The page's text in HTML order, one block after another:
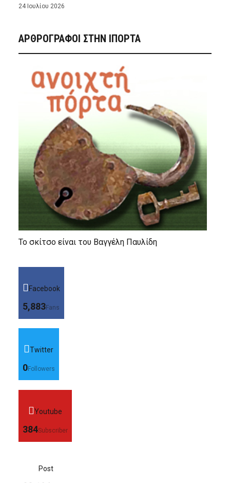
24 Ιουλίου 2026
ΑΡΘΡΟΓΡΑΦΟΙ ΣΤΗΝ IΠΟΡΤΑ
Το σκίτσο είναι του Βαγγέλη Παυλίδη
Facebook
5,883Fans
Twitter
0Followers
Youtube
384Subscriber
Post